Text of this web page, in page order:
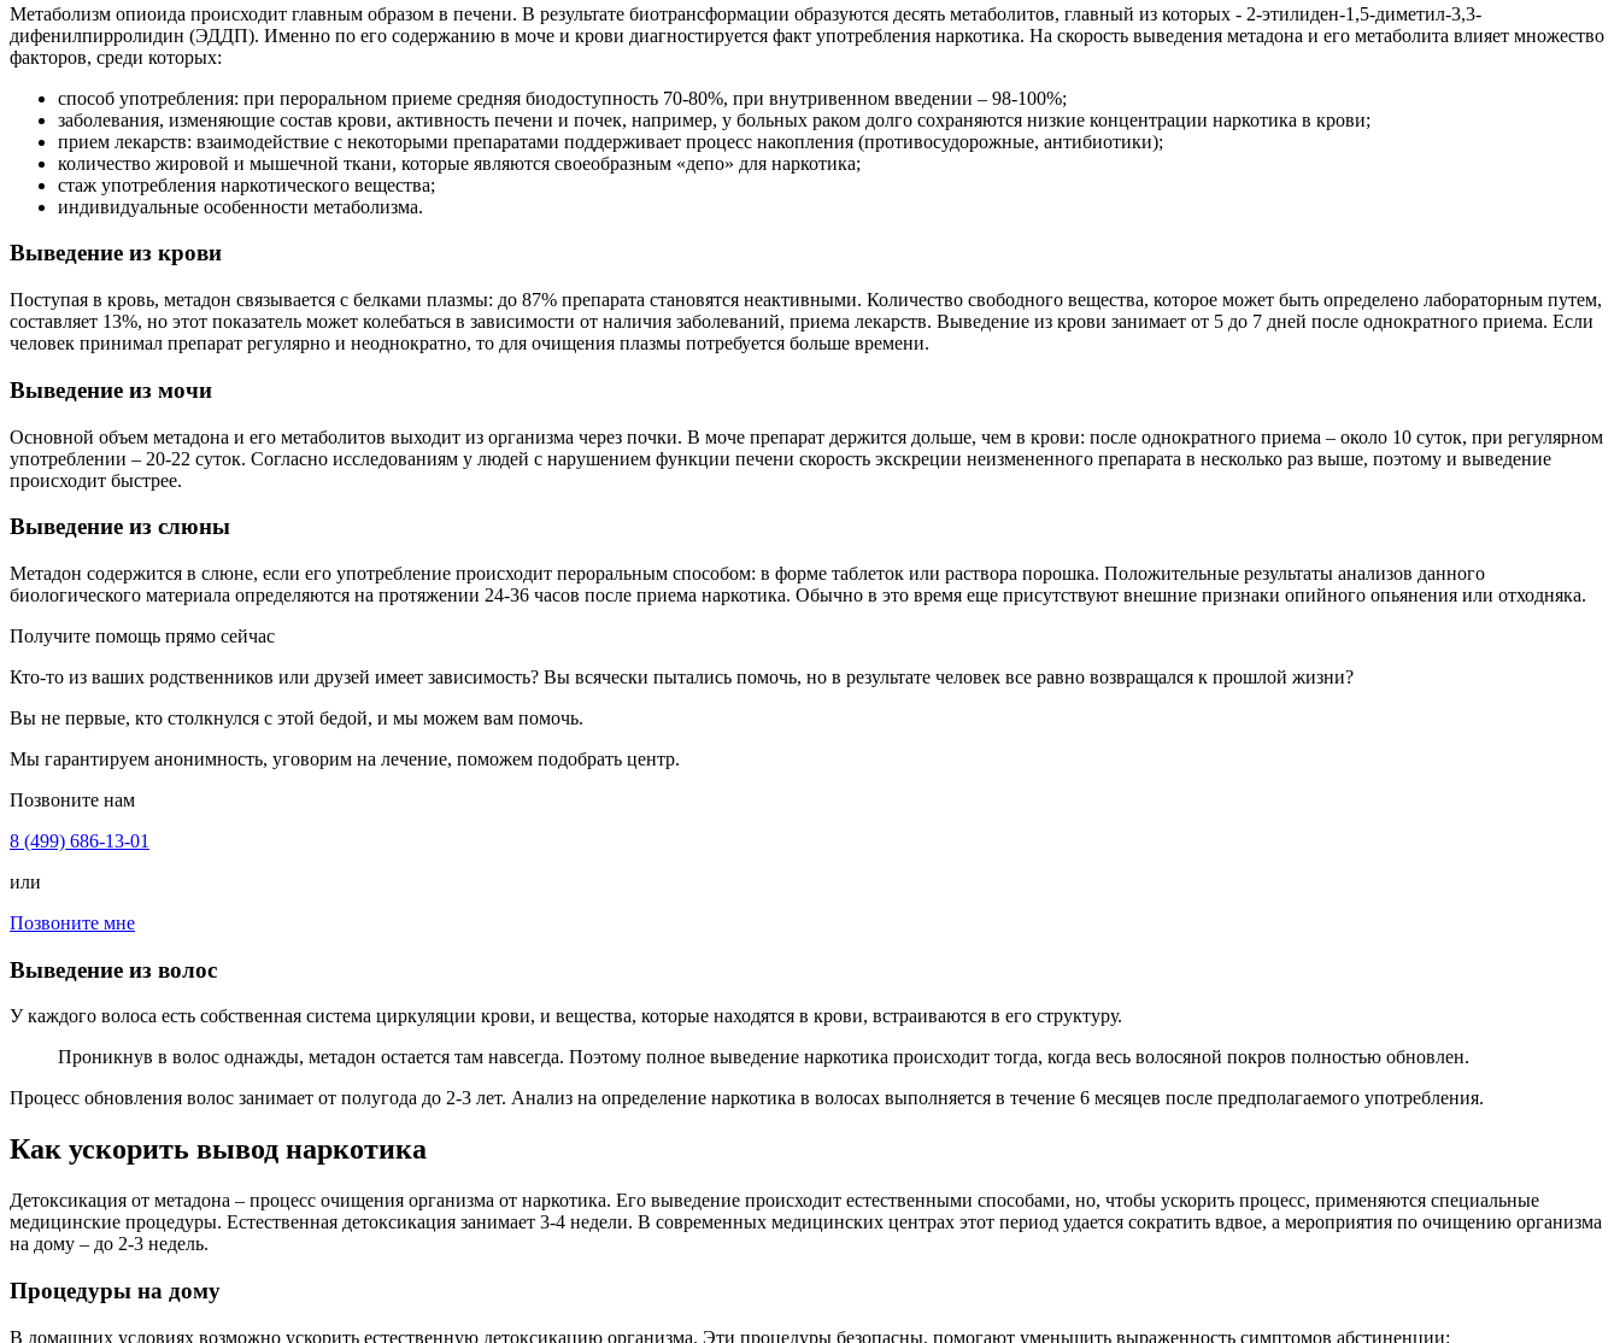
Метаболизм опиоида происходит главным образом в печени. В результате биотрансформации образуются десять метаболитов, главный из которых - 2-этилиден-1,5-диметил-3,3-
дифенилпирролидин (ЭДДП). Именно по его содержанию в моче и крови диагностируется факт употребления наркотика. На скорость выведения метадона и его метаболита влияет множество
факторов, среди которых:
способ употребления: при пероральном приеме средняя биодоступность 70-80%, при внутривенном введении – 98-100%;
заболевания, изменяющие состав крови, активность печени и почек, например, у больных раком долго сохраняются низкие концентрации наркотика в крови;
прием лекарств: взаимодействие с некоторыми препаратами поддерживает процесс накопления (противосудорожные, антибиотики);
количество жировой и мышечной ткани, которые являются своеобразным «депо» для наркотика;
стаж употребления наркотического вещества;
индивидуальные особенности метаболизма.
Выведение из крови
Поступая в кровь, метадон связывается с белками плазмы: до 87% препарата становятся неактивными. Количество свободного вещества, которое может быть определено лабораторным путем,
составляет 13%, но этот показатель может колебаться в зависимости от наличия заболеваний, приема лекарств. Выведение из крови занимает от 5 до 7 дней после однократного приема. Если
человек принимал препарат регулярно и неоднократно, то для очищения плазмы потребуется больше времени.
Выведение из мочи
Основной объем метадона и его метаболитов выходит из организма через почки. В моче препарат держится дольше, чем в крови: после однократного приема – около 10 суток, при регулярном
употреблении – 20-22 суток. Согласно исследованиям у людей с нарушением функции печени скорость экскреции неизмененного препарата в несколько раз выше, поэтому и выведение
происходит быстрее.
Выведение из слюны
Метадон содержится в слюне, если его употребление происходит пероральным способом: в форме таблеток или раствора порошка. Положительные результаты анализов данного
биологического материала определяются на протяжении 24-36 часов после приема наркотика. Обычно в это время еще присутствуют внешние признаки опийного опьянения или отходняка.
Получите помощь прямо сейчас
Кто-то из ваших родственников или друзей имеет зависимость? Вы всячески пытались помочь, но в результате человек все равно возвращался к прошлой жизни?
Вы не первые, кто столкнулся с этой бедой, и мы можем вам помочь.
Мы гарантируем анонимность, уговорим на лечение, поможем подобрать центр.
Позвоните нам
8 (499) 686-13-01
или
Позвоните мне
Выведение из волос
У каждого волоса есть собственная система циркуляции крови, и вещества, которые находятся в крови, встраиваются в его структуру.
Проникнув в волос однажды, метадон остается там навсегда. Поэтому полное выведение наркотика происходит тогда, когда весь волосяной покров полностью обновлен.
Процесс обновления волос занимает от полугода до 2-3 лет. Анализ на определение наркотика в волосах выполняется в течение 6 месяцев после предполагаемого употребления.
Как ускорить вывод наркотика
Детоксикация от метадона – процесс очищения организма от наркотика. Его выведение происходит естественными способами, но, чтобы ускорить процесс, применяются специальные
медицинские процедуры. Естественная детоксикация занимает 3-4 недели. В современных медицинских центрах этот период удается сократить вдвое, а мероприятия по очищению организма
на дому – до 2-3 недель.
Процедуры на дому
В домашних условиях возможно ускорить естественную детоксикацию организма. Эти процедуры безопасны, помогают уменьшить выраженность симптомов абстиненции: